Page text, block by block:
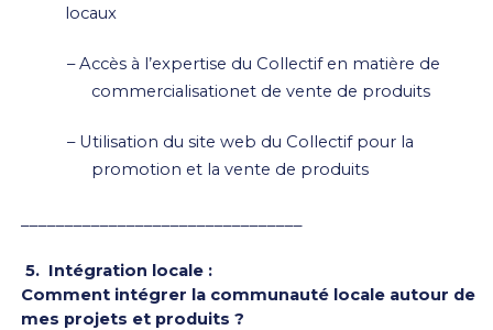
locaux
–Accès à l’expertise du Collectif en matière de
commercialisationet de vente de produits
– Utilisation du site web du Collectif pour la
promotion et la vente de produits
5. Intégration locale :
Comment intégrer la communauté locale autour de
mes projets et produits ?